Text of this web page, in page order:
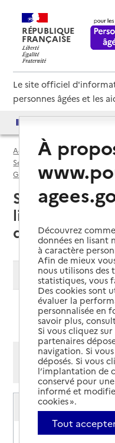
RÉPUBLIQUE
FRANÇAISE
Le site officiel
personnes âgées et les
Accueil
Espace annuaire
Services autonomie à
Gard (30)
Service
Saint-Étienne-
liste des
domicile
Modifier ma
Afficher les résultats
Mode liste
Service autonomie
Côte Sud
Adresse
339 chemin des
À
Découvrez
données en lisant
à caractère
Afin de mieux
nous utilisons des
statistiques, vous
Des cookies sont
évaluer la
personnalisée en
savoir plus,
Si vous cliquez
partenaires
navigation. Si
déposés. Si vous
l’implantation de
conservé pour
informé et
cookies ».
Tout